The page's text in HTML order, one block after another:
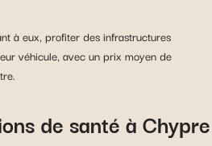
à eux, profiter des infrastructures
véhicule, avec un prix moyen de
de santé à Chypre